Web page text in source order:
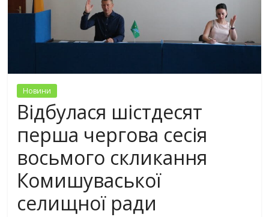
Новини
Відбулася шістдесят
перша чергова сесія
восьмого скликання
Комишуваської
селищної ради